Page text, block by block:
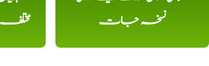
نسخہ جات